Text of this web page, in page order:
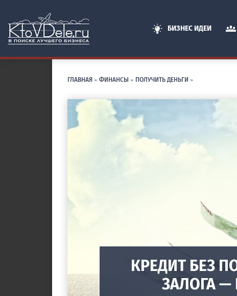
БИЗНЕС ИДЕИ
ГЛАВНАЯ » ФИНАНСЫ » ПОЛУЧИТЬ ДЕНЬГИ »
КРЕДИТ БЕЗ
ЗАЛОГА —